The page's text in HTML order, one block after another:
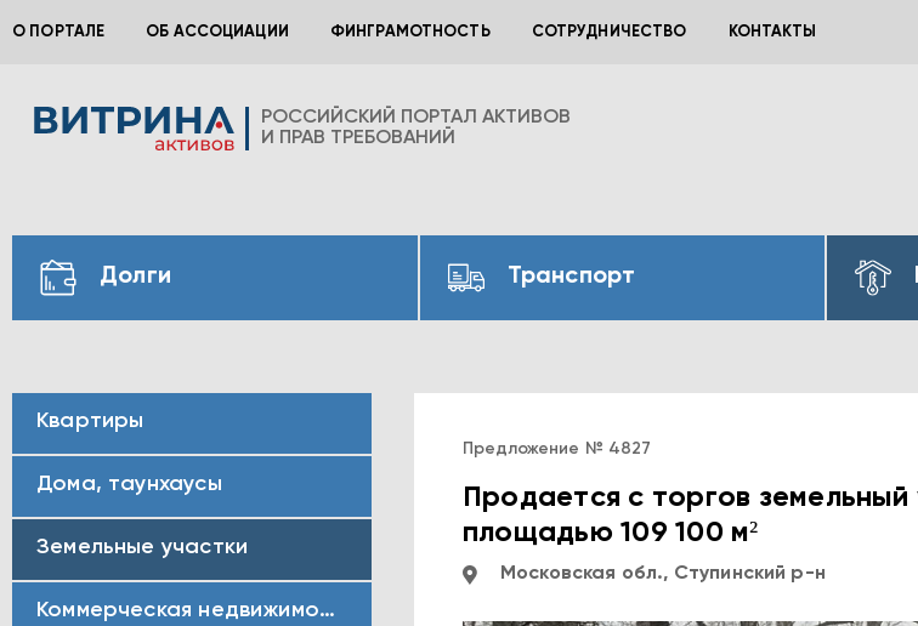
О ПОРТАЛЕ ОБ АССОЦИАЦИИ ФИНГРАМОТНОСТЬ СОТРУДНИЧЕСТВО КОНТАКТЫ
РОССИЙСКИЙ ПОРТАЛ АКТИВОВ
И ПРАВ ТРЕБОВАНИЙ
Долги Транспорт
Квартиры
Дома, таунхаусы
Земельные участки
Коммерческая недвижимость
Предложение № 4827
Продается с торгов земельный
площадью 109 100 м²
Московская обл., Ступинский р-н